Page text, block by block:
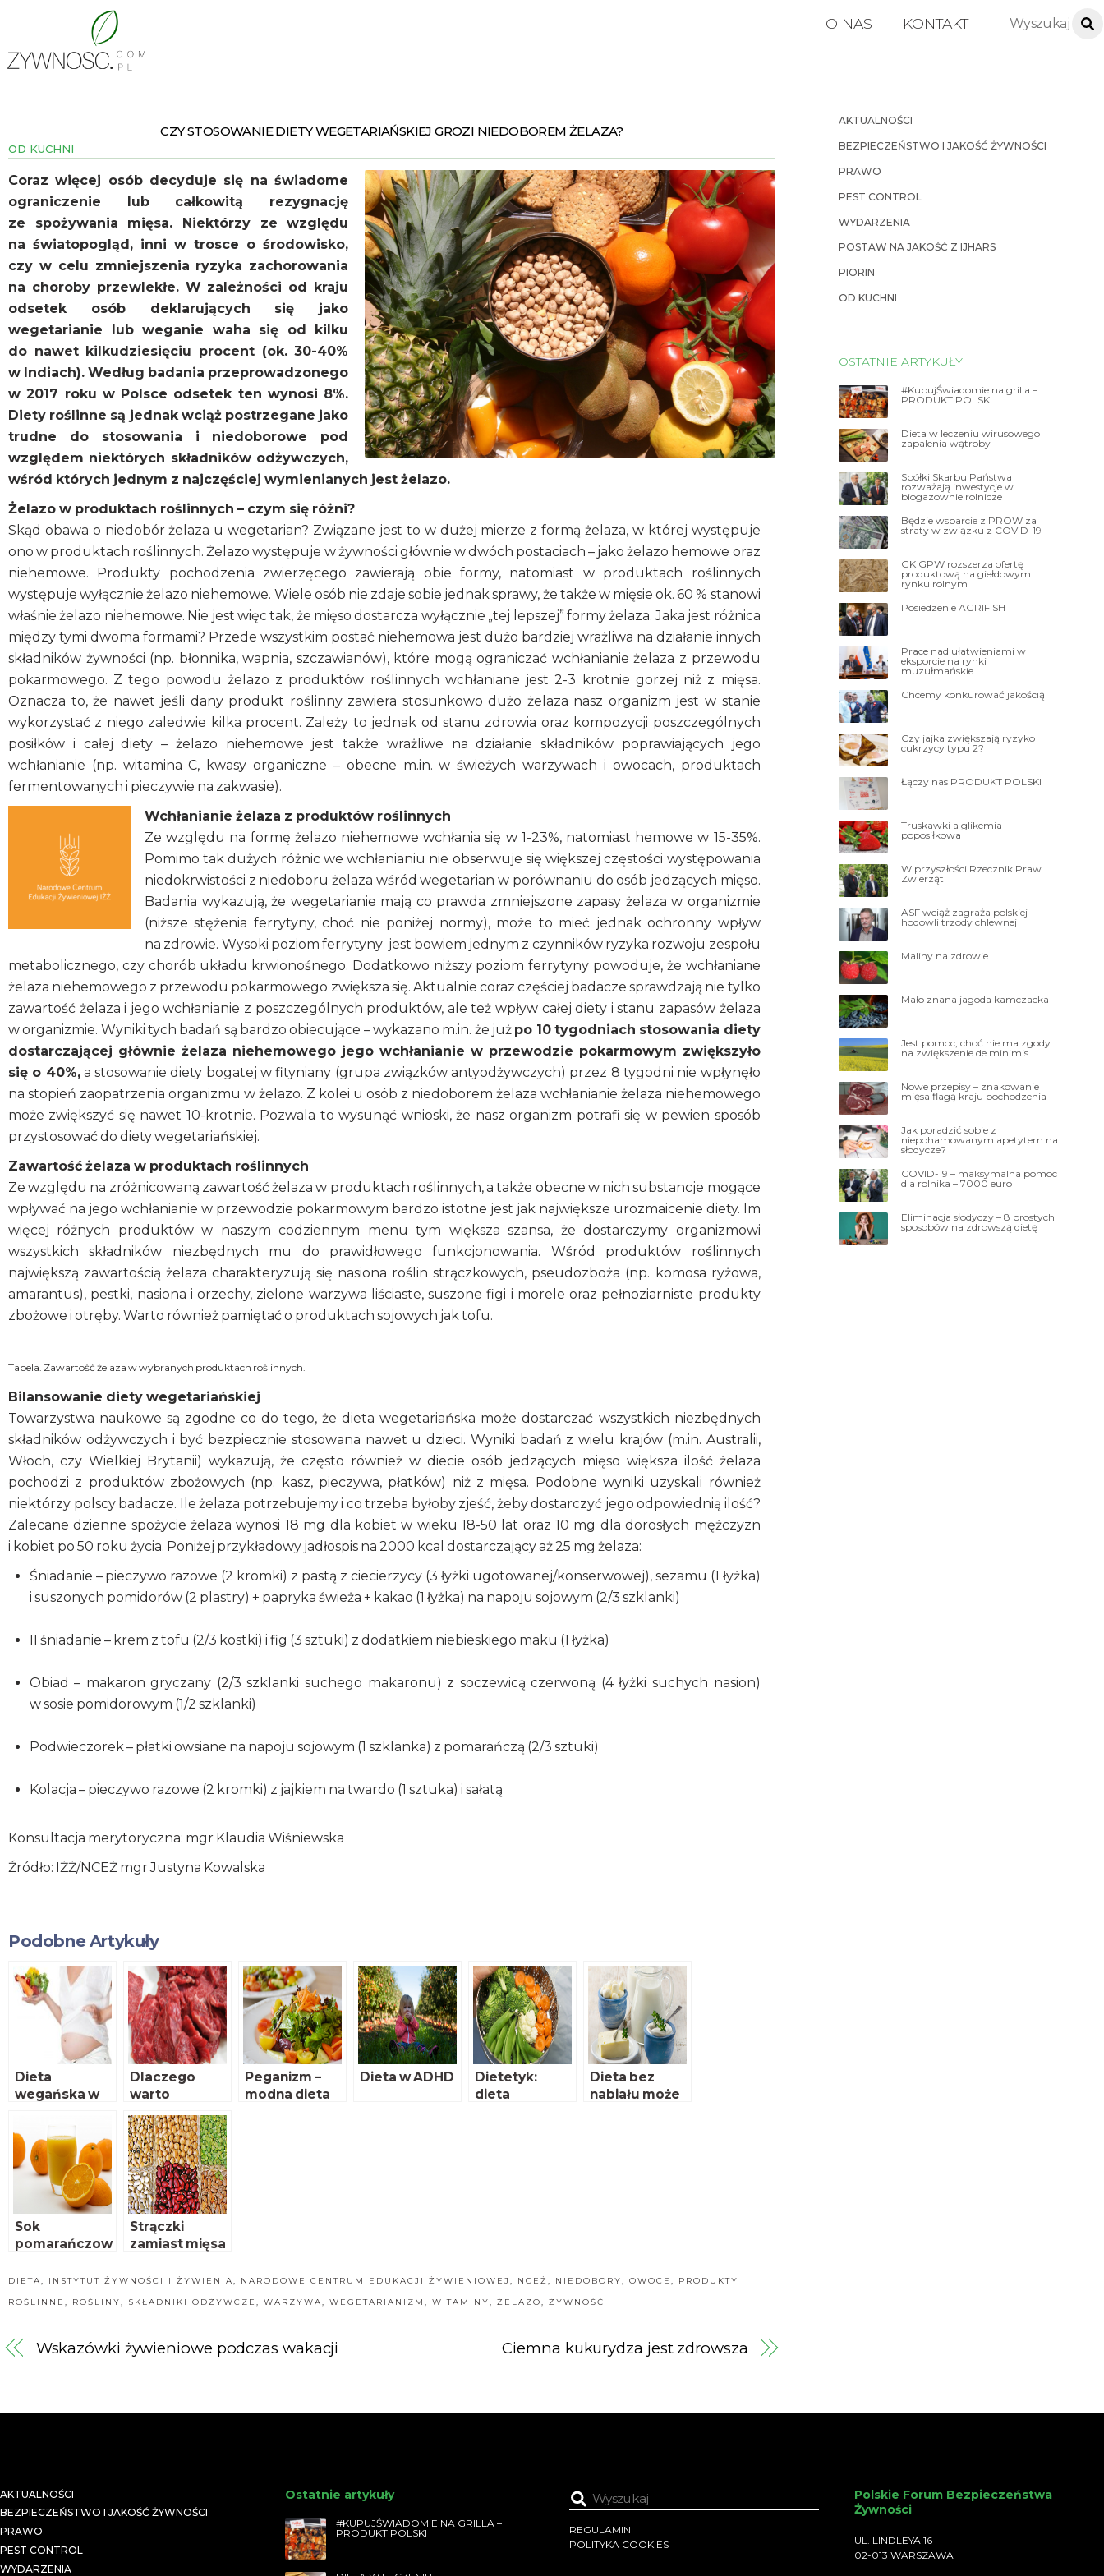
O NAS KONTAKT
CZY STOSOWANIE DIETY WEGETARIAŃSKIEJ GROZI NIEDOBOREM ŻELAZA?
OD KUCHNI
Coraz więcej osób decyduje się na świadome
ograniczenie lub całkowitą rezygnację
ze spożywania mięsa. Niektórzy ze względu
na światopogląd, inni w trosce o środowisko,
czy w celu zmniejszenia ryzyka zachorowania
na choroby przewlekłe. W zależności od kraju
odsetek osób deklarujących się jako
wegetarianie lub weganie waha się od kilku
do nawet kilkudziesięciu procent (ok. 30-40%
w Indiach). Według badania przeprowadzonego
w 2017 roku w Polsce odsetek ten wynosi 8%.
Diety roślinne są jednak wciąż postrzegane jako
trudne do stosowania i niedoborowe pod
względem niektórych składników odżywczych,
wśród których jednym z najczęściej wymienianych jest żelazo.
Żelazo w produktach roślinnych – czym się różni?
Skąd obawa o niedobór żelaza u wegetarian? Związane jest to w dużej mierze z formą żelaza, w której występuje
ono w produktach roślinnych. Żelazo występuje w żywności głównie w dwóch postaciach – jako żelazo hemowe oraz
niehemowe. Produkty pochodzenia zwierzęcego zawierają obie formy, natomiast w produktach roślinnych
występuje wyłącznie żelazo niehemowe. Wiele osób nie zdaje sobie jednak sprawy, że także w mięsie ok. 60 % stanowi
właśnie żelazo niehemowe. Nie jest więc tak, że mięso dostarcza wyłącznie „tej lepszej” formy żelaza. Jaka jest różnica
między tymi dwoma formami? Przede wszystkim postać niehemowa jest dużo bardziej wrażliwa na działanie innych
składników żywności (np. błonnika, wapnia, szczawianów), które mogą ograniczać wchłanianie żelaza z przewodu
pokarmowego. Z tego powodu żelazo z produktów roślinnych wchłaniane jest 2-3 krotnie gorzej niż z mięsa.
Oznacza to, że nawet jeśli dany produkt roślinny zawiera stosunkowo dużo żelaza nasz organizm jest w stanie
wykorzystać z niego zaledwie kilka procent. Zależy to jednak od stanu zdrowia oraz kompozycji poszczególnych
posiłków i całej diety – żelazo niehemowe jest także wrażliwe na działanie składników poprawiających jego
wchłanianie (np. witamina C, kwasy organiczne – obecne m.in. w świeżych warzywach i owocach, produktach
fermentowanych i pieczywie na zakwasie).
Wchłanianie żelaza z produktów roślinnych
Ze względu na formę żelazo niehemowe wchłania się w 1-23%, natomiast hemowe w 15-35%.
Pomimo tak dużych różnic we wchłanianiu nie obserwuje się większej częstości występowania
niedokrwistości z niedoboru żelaza wśród wegetarian w porównaniu do osób jedzących mięso.
Badania wykazują, że wegetarianie mają co prawda zmniejszone zapasy żelaza w organizmie
(niższe stężenia ferrytyny, choć nie poniżej normy), może to mieć jednak ochronny wpływ
na zdrowie. Wysoki poziom ferrytyny jest bowiem jednym z czynników ryzyka rozwoju zespołu
metabolicznego, czy chorób układu krwionośnego. Dodatkowo niższy poziom ferrytyny powoduje, że wchłaniane
żelaza niehemowego z przewodu pokarmowego zwiększa się. Aktualnie coraz częściej badacze sprawdzają nie tylko
zawartość żelaza i jego wchłanianie z poszczególnych produktów, ale też wpływ całej diety i stanu zapasów żelaza
w organizmie. Wyniki tych badań są bardzo obiecujące – wykazano m.in. że już po 10 tygodniach stosowania diety
dostarczającej głównie żelaza niehemowego jego wchłanianie w przewodzie pokarmowym zwiększyło
się o 40%,a stosowanie diety bogatej w fityniany (grupa związków antyodżywczych) przez 8 tygodni nie wpłynęło
na stopień zaopatrzenia organizmu w żelazo. Z kolei u osób z niedoborem żelaza wchłanianie żelaza niehemowego
może zwiększyć się nawet 10-krotnie. Pozwala to wysunąć wnioski, że nasz organizm potrafi się w pewien sposób
przystosować do diety wegetariańskiej.
Zawartość żelaza w produktach roślinnych
Ze względu na zróżnicowaną zawartość żelaza w produktach roślinnych, a także obecne w nich substancje mogące
wpływać na jego wchłanianie w przewodzie pokarmowym bardzo istotne jest jak największe urozmaicenie diety. Im
więcej różnych produktów w naszym codziennym menu tym większa szansa, że dostarczymy organizmowi
wszystkich składników niezbędnych mu do prawidłowego funkcjonowania. Wśród produktów roślinnych
największą zawartością żelaza charakteryzują się nasiona roślin strączkowych, pseudozboża (np. komosa ryżowa,
amarantus), pestki, nasiona i orzechy, zielone warzywa liściaste, suszone figi i morele oraz pełnoziarniste produkty
zbożowe i otręby. Warto również pamiętać o produktach sojowych jak tofu.
Tabela. Zawartość żelaza w wybranych produktach roślinnych.
Bilansowanie diety wegetariańskiej
Towarzystwa naukowe są zgodne co do tego, że dieta wegetariańska może dostarczać wszystkich niezbędnych
składników odżywczych i być bezpiecznie stosowana nawet u dzieci. Wyniki badań z wielu krajów (m.in. Australii,
Włoch, czy Wielkiej Brytanii) wykazują, że często również w diecie osób jedzących mięso większa ilość żelaza
pochodzi z produktów zbożowych (np. kasz, pieczywa, płatków) niż z mięsa. Podobne wyniki uzyskali również
niektórzy polscy badacze. Ile żelaza potrzebujemy i co trzeba byłoby zjeść, żeby dostarczyć jego odpowiednią ilość?
Zalecane dzienne spożycie żelaza wynosi 18 mg dla kobiet w wieku 18-50 lat oraz 10 mg dla dorosłych mężczyzn
i kobiet po 50 roku życia. Poniżej przykładowy jadłospis na 2000 kcal dostarczający aż 25 mg żelaza:
Śniadanie – pieczywo razowe (2 kromki) z pastą z ciecierzycy (3 łyżki ugotowanej/konserwowej), sezamu (1 łyżka)
i suszonych pomidorów (2 plastry) + papryka świeża + kakao (1 łyżka) na napoju sojowym (2/3 szklanki)
II śniadanie – krem z tofu (2/3 kostki) i fig (3 sztuki) z dodatkiem niebieskiego maku (1 łyżka)
Obiad – makaron gryczany (2/3 szklanki suchego makaronu) z soczewicą czerwoną (4 łyżki suchych nasion)
w sosie pomidorowym (1/2 szklanki)
Podwieczorek – płatki owsiane na napoju sojowym (1 szklanka) z pomarańczą (2/3 sztuki)
Kolacja – pieczywo razowe (2 kromki) z jajkiem na twardo (1 sztuka) i sałatą
Konsultacja merytoryczna: mgr Klaudia Wiśniewska
Źródło: IŻŻ/NCEŻ mgr Justyna Kowalska
Podobne Artykuły
Dieta
wegańska w
Dlaczego
warto
czerwone
mięso?
Peganizm –
modna dieta
Dieta w ADHD
Dietetyk:
dieta
Dieta bez
nabiału może
Sok
pomarańczow
niezwykłe
właściwości
Strączki
zamiast mięsa
DIETA, INSTYTUT ŻYWNOŚCI I ŻYWIENIA, NARODOWE CENTRUM EDUKACJI ŻYWIENIOWEJ , NCEŻ, NIEDOBORY, OWOCE , PRODUKTY
ROŚLINNE , ROŚLINY, SKŁADNIKI ODŻYWCZE , WARZYWA, WEGETARIANIZM , WITAMINY, ŻELAZO, ŻYWNOŚĆ
Wskazówki żywieniowe podczas wakacji Ciemna kukurydza jest zdrowsza
AKTUALNOŚCI
BEZPIECZEŃSTWO I JAKOŚĆ ŻYWNOŚCI
PRAWO
PEST CONTROL
WYDARZENIA
POSTAW NA JAKOŚĆ Z IJHARS
PIORIN
OD KUCHNI
OSTATNIE ARTYKUŁY
#KupujŚwiadomie na grilla –
PRODUKT POLSKI
Dieta w leczeniu wirusowego
zapalenia wątroby
Spółki Skarbu Państwa
rozważają inwestycje w
biogazownie rolnicze
Będzie wsparcie z PROW za
straty w związku z COVID-19
GK GPW rozszerza ofertę
produktową na giełdowym
rynku rolnym
Posiedzenie AGRIFISH
Prace nad ułatwieniami w
eksporcie na rynki
muzułmańskie
Chcemy konkurować jakością
Czy jajka zwiększają ryzyko
cukrzycy typu 2?
Łączy nas PRODUKT POLSKI
Truskawki a glikemia
poposiłkowa
W przyszłości Rzecznik Praw
Zwierząt
ASF wciąż zagraża polskiej
hodowli trzody chlewnej
Maliny na zdrowie
Mało znana jagoda kamczacka
Jest pomoc, choć nie ma zgody
na zwiększenie de minimis
Nowe przepisy – znakowanie
mięsa flagą kraju pochodzenia
Jak poradzić sobie z
niepohamowanym apetytem na
słodycze?
COVID-19 – maksymalna pomoc
dla rolnika – 7000 euro
Eliminacja słodyczy – 8 prostych
sposobów na zdrowszą dietę
AKTUALNOŚCI
BEZPIECZEŃSTWO I JAKOŚĆ ŻYWNOŚCI
PRAWO
PEST CONTROL
WYDARZENIA
Ostatnie artykuły
#KUPUJŚWIADOMIE NA GRILLA –
PRODUKT POLSKI
REGULAMIN
POLITYKA COOKIES
Polskie Forum Bezpieczeństwa
Żywności
UL. LINDLEYA 16
02-013 WARSZAWA